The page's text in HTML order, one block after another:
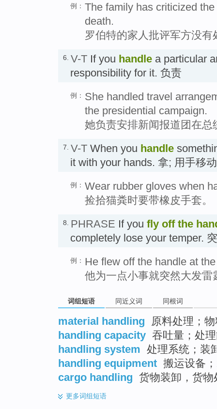
例： The family has criticized
death.
罗伯特的家人批评军方没
6. V-T If you handle a particular
responsibility for it. 负责
例： She handled travel
the presidential campaign.
她负责安排新闻报道团在
7. V-T When you handle
it with your hands. 拿; 用手移动
例： Wear rubber gloves when
捡拾猫粪时要带橡皮手套。
8. PHRASE If you fly off the
completely lose your temper.
例： He flew off the handle at
他为一点小事就突然大发雷
词组短语 同近义词 同根词
material handling
原料处理；
handling capacity 吞吐量；处
handling system 处理系统；装
handling equipment 搬运设备
cargo handling 货物装卸，货物
更多词组短语